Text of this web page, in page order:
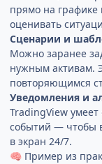
прямо на графике
оценивать
Сценарии и
Можно заранее
нужным активам.
повторяющимся
Уведомления и
TradingView
событий — чтобы
в экран 24/7.
🧠 Пример из